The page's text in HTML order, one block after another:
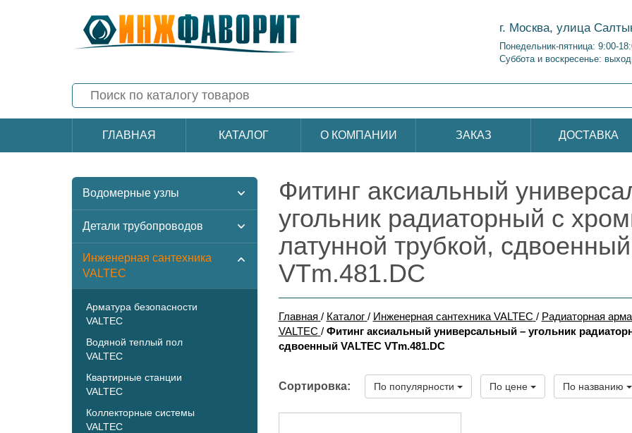
г. Москва, улица
Понедельник-пятница: 9:00-
Суббота и воскресенье:
ГЛАВНАЯ КАТАЛОГ О КОМПАНИИ ЗАКАЗ ДОСТАВКА
Водомерные узлы
Детали трубопроводов
Инженерная сантехника
VALTEC
Арматура безопасности
VALTEC
Водяной теплый пол
VALTEC
Квартирные станции
VALTEC
Коллекторные системы
VALTEC
Фитинг аксиальный
угольник радиаторный с
латунной трубкой,
VTm.481.DC
Главная / Каталог / Инженерная сантехника VALTEC / Радиаторная
VALTEC / Фитинг аксиальный универсальный – угольник
сдвоенный VALTEC VTm.481.DC
Сортировка: По популярности По цене По названию